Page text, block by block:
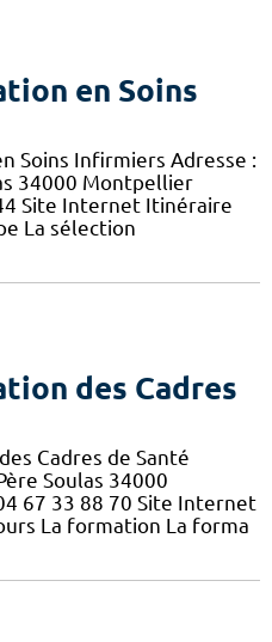
en Soins
Soins Infirmiers Adresse :
34000 Montpellier
Site Internet Itinéraire
La sélection
des Cadres
Cadres de Santé
Soulas 34000
67 33 88 70 Site Internet
La formation La forma